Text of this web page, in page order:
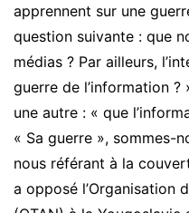
apprennent sur une
question suivante : que
médias ? Par ailleurs,
guerre de l’information ?
une autre : « que
« Sa guerre », sommes-
nous référant à la
a opposé l’Organisation